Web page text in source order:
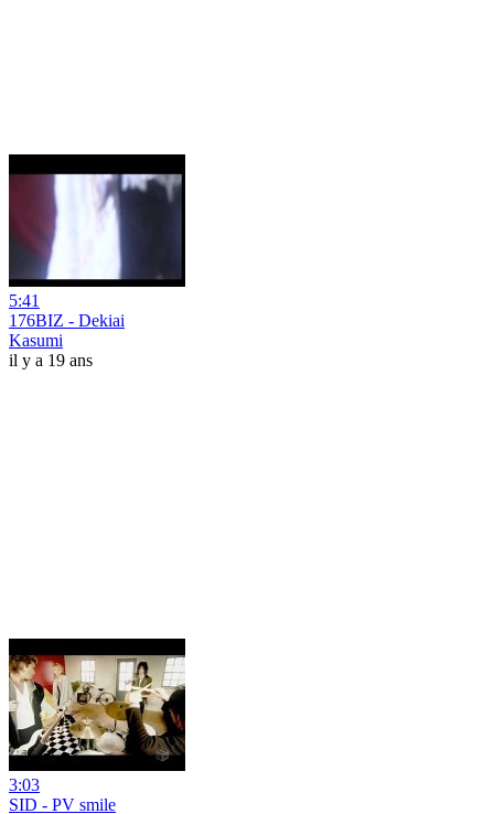
5:41
176BIZ - Dekiai
Kasumi
il y a 19 ans
3:03
SID - PV smile